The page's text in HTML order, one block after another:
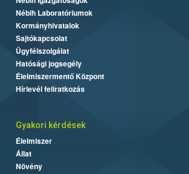
Nébih Laboratóriumok
Kormányhivatalok
Sajtókapcsolat
Ügyfélszolgálat
Hatósági jogsegély
Élelmiszermentő Központ
Hírlevél feliratkozás
Gyakori kérdések
Élelmiszer
Állat
Növény